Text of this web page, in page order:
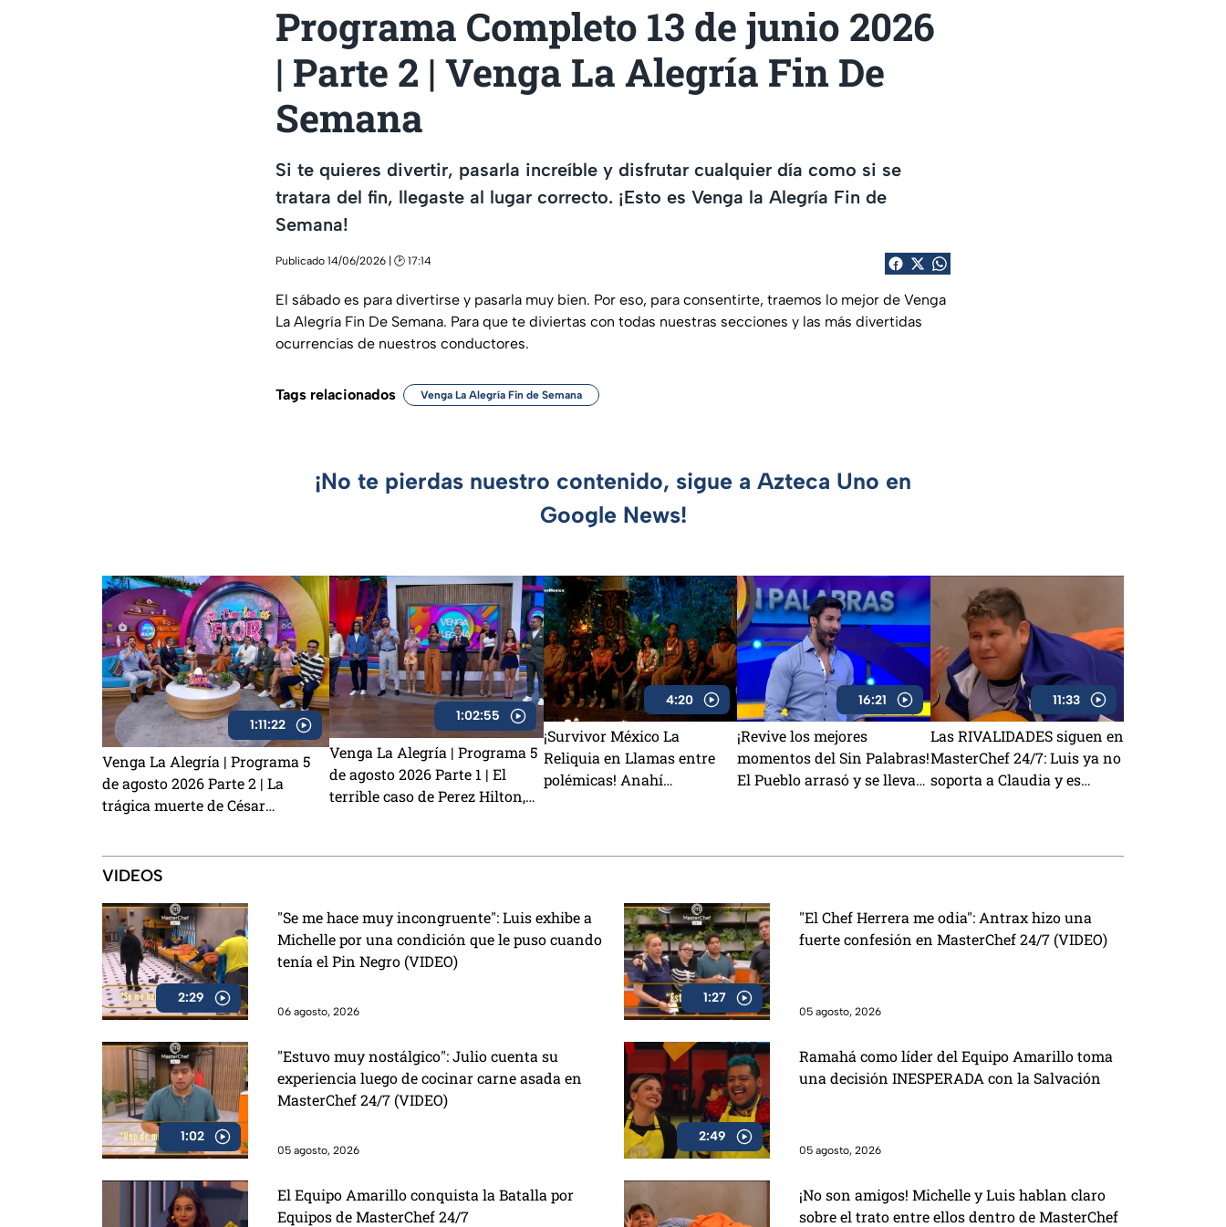
Programa Completo 13 de junio 2026
| Parte 2 | Venga La Alegría Fin De
Semana
Si te quieres divertir, pasarla increíble y disfrutar cualquier día como si se
tratara del fin, llegaste al lugar correcto. ¡Esto es Venga la Alegría Fin de
Semana!
Publicado 14/06/2026 | 🕑 17:14
El sábado es para divertirse y pasarla muy bien. Por eso, para consentirte, traemos lo mejor de Venga
La Alegría Fin De Semana. Para que te diviertas con todas nuestras secciones y las más divertidas
ocurrencias de nuestros conductores.
Tags relacionados Venga La Alegría Fin de Semana
¡No te pierdas nuestro contenido, sigue a Azteca Uno en
Google News!
1:11:22
Venga La Alegría | Programa 5
de agosto 2026 Parte 2 | La
trágica muerte de César
de La Granja VIP 2
1:02:55
Venga La Alegría | Programa 5
de agosto 2026 Parte 1 | El
terrible caso de Perez Hilton,
de Charlie Zaa
4:20
¡Survivor México La
Reliquia en Llamas entre
polémicas! Anahí
16:21
¡Revive los mejores
momentos del Sin Palabras!
El Pueblo arrasó y se lleva
11:33
Las RIVALIDADES siguen en
MasterChef 24/7: Luis ya no
soporta a Claudia y es
VIDEOS
2:29
"Se me hace muy incongruente": Luis exhibe a
Michelle por una condición que le puso cuando
tenía el Pin Negro (VIDEO)
06 agosto, 2026
1:27
"El Chef Herrera me odia": Antrax hizo una
fuerte confesión en MasterChef 24/7 (VIDEO)
05 agosto, 2026
1:02
"Estuvo muy nostálgico": Julio cuenta su
experiencia luego de cocinar carne asada en
MasterChef 24/7 (VIDEO)
05 agosto, 2026
2:49
Ramahá como líder del Equipo Amarillo toma
una decisión INESPERADA con la Salvación
05 agosto, 2026
El Equipo Amarillo conquista la Batalla por
Equipos de MasterChef 24/7
¡No son amigos! Michelle y Luis hablan claro
sobre el trato entre ellos dentro de MasterChef